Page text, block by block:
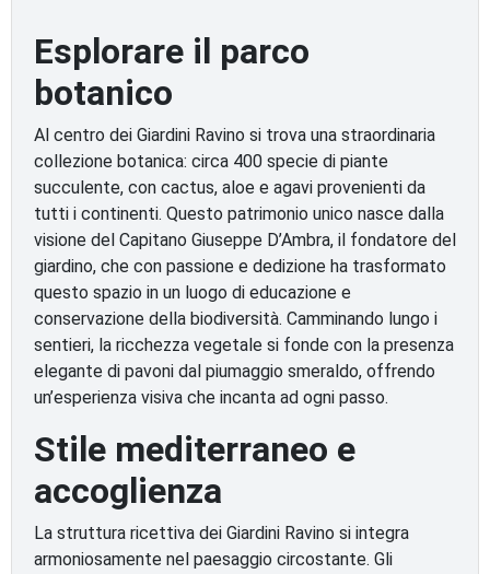
Esplorare il parco
botanico
Al centro dei Giardini Ravino si trova una straordinaria
collezione botanica: circa 400 specie di piante
succulente, con cactus, aloe e agavi provenienti da
tutti i continenti. Questo patrimonio unico nasce dalla
visione del Capitano Giuseppe D’Ambra, il fondatore del
giardino, che con passione e dedizione ha trasformato
questo spazio in un luogo di educazione e
conservazione della biodiversità. Camminando lungo i
sentieri, la ricchezza vegetale si fonde con la presenza
elegante di pavoni dal piumaggio smeraldo, offrendo
un’esperienza visiva che incanta ad ogni passo.
Stile mediterraneo e
accoglienza
La struttura ricettiva dei Giardini Ravino si integra
armoniosamente nel paesaggio circostante. Gli